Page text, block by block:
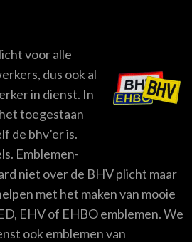
voor alle
dus ook al
in dienst. In
toegestaan
de bhv’er is.
Emblemen-
niet over de BHV plicht maar
met het maken van mooie
EHV of EHBO emblemen. We
ook emblemen van